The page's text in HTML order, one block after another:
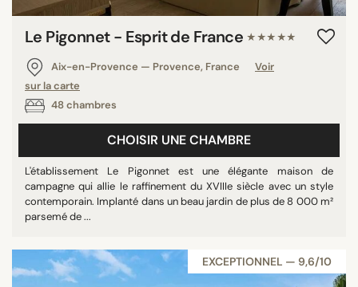
Le Pigonnet - Esprit de France ★★★★★
Aix-en-Provence — Provence, France
Voir
sur la carte
48 chambres
CHOISIR UNE CHAMBRE
L'établissement Le Pigonnet est une élégante maison de
campagne qui allie le raffinement du XVIIIe siècle avec un style
contemporain. Implanté dans un beau jardin de plus de 8 000 m²
parsemé de ...
EXCEPTIONNEL — 9,6/10